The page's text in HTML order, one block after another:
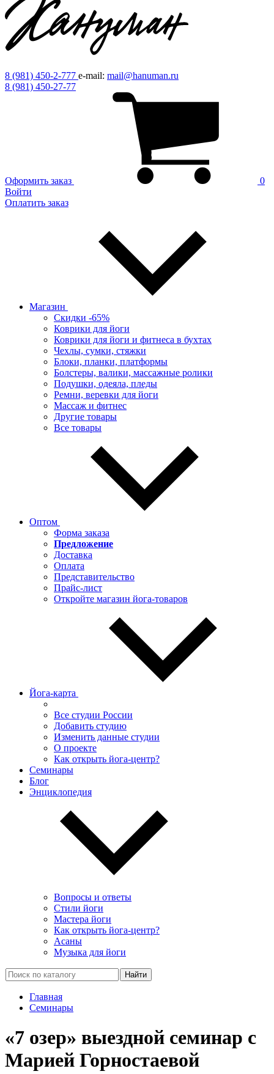
8 (981) 450-2-777 e-mail: mail@hanuman.ru
8 (981) 450-27-77
Оформить заказ
0
Войти
Оплатить заказ
Магазин
Скидки -65%
Коврики для йоги
Коврики для йоги и фитнеса в бухтах
Чехлы, сумки, стяжки
Блоки, планки, платформы
Болстеры, валики, массажные ролики
Подушки, одеяла, пледы
Ремни, веревки для йоги
Массаж и фитнес
Другие товары
Все товары
Оптом
Форма заказа
Предложение
Доставка
Оплата
Представительство
Прайс-лист
Откройте магазин йога-товаров
Йога-карта
Все студии России
Добавить студию
Изменить данные студии
О проекте
Как открыть йога-центр?
Семинары
Блог
Энциклопедия
Вопросы и ответы
Стили йоги
Мастера йоги
Как открыть йога-центр?
Асаны
Музыка для йоги
Найти
Главная
Семинары
«7 озер» выездной семинар с
Марией Горностаевой